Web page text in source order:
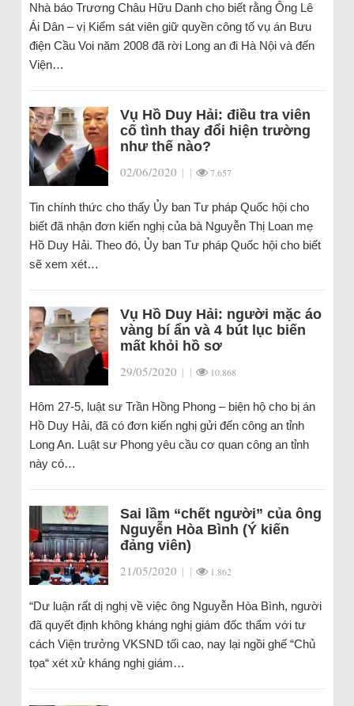
Nhà báo Trương Châu Hữu Danh cho biết rằng Ông Lê
Ái Dân – vị Kiểm sát viên giữ quyền công tố vụ án Bưu
điện Cầu Voi năm 2008 đã rời Long an đi Hà Nội và đến
Viện…
Vụ Hồ Duy Hải: điều tra viên
cố tình thay đổi hiện trường
như thế nào?
02/06/2020 | | 7.657
Tin chính thức cho thấy Ủy ban Tư pháp Quốc hội cho
biết đã nhận đơn kiến nghị của bà Nguyễn Thị Loan mẹ
Hồ Duy Hải. Theo đó, Ủy ban Tư pháp Quốc hội cho biết
sẽ xem xét…
Vụ Hồ Duy Hải: người mặc áo
vàng bí ẩn và 4 bút lục biến
mất khỏi hồ sơ
29/05/2020 | | 10.868
Hôm 27-5, luật sư Trần Hồng Phong – biện hộ cho bị án
Hồ Duy Hải, đã có đơn kiến nghị gửi đến công an tỉnh
Long An. Luật sư Phong yêu cầu cơ quan công an tỉnh
này có…
Sai lầm “chết người” của ông
Nguyễn Hòa Bình (Ý kiến
đảng viên)
21/05/2020 | | 1.862
“Dư luận rất dị nghị về việc ông Nguyễn Hòa Bình, người
đã quyết định không kháng nghị giám đốc thẩm với tư
cách Viện trưởng VKSND tối cao, nay lại ngồi ghế “Chủ
tọa“ xét xử kháng nghị giám…